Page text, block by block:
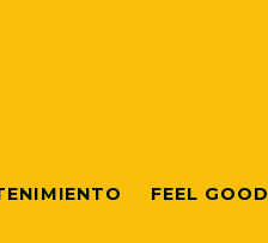
FEEL GOOD